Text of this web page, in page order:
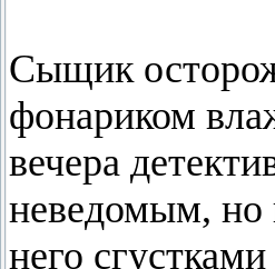
Сыщик
фонариком
вечера
неведомым, но
него